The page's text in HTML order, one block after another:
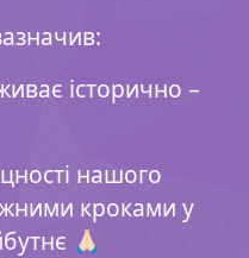
історично –
нашого
кроками у
🙏🏻